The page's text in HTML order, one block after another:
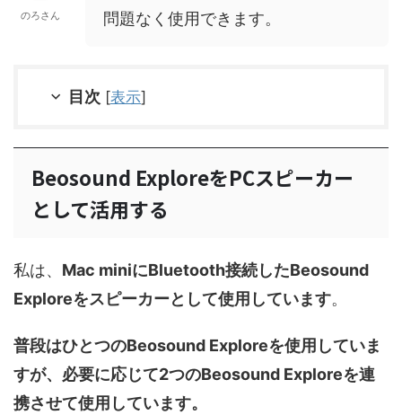
のろさん
問題なく使用できます。
目次 [表示]
Beosound ExploreをPCスピーカー
として活用する
私は、 Mac miniにBluetooth接続したBeosound
Exploreをスピーカーとして使用しています。
普段はひとつのBeosound Exploreを使用していま
すが、必要に応じて2つのBeosound Exploreを連
携させて使用しています。